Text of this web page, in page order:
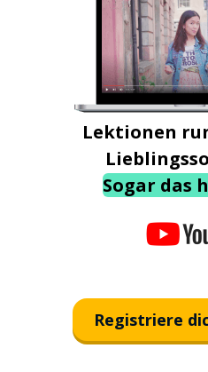
Lektionen
Sogar das
Registriere